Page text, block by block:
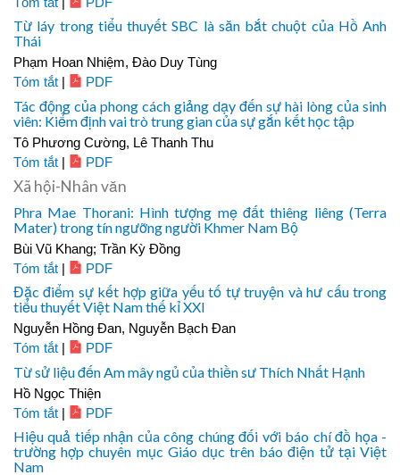
Từ láy trong tiểu thuyết SBC là săn bắt chuột của Hồ Anh
Thái
Phạm Hoan Nhiệm, Đào Duy Tùng
Tóm tắt | PDF
Tác động của phong cách giảng dạy đến sự hài lòng của sinh
viên: Kiểm định vai trò trung gian của sự gắn kết học tập
Tô Phương Cường, Lê Thanh Thu
Tóm tắt | PDF
Xã hội-Nhân văn
Phra Mae Thorani: Hình tượng mẹ đất thiêng liêng (Terra
Mater) trong tín ngưỡng người Khmer Nam Bộ
Bùi Vũ Khang; Trần Kỳ Đồng
Tóm tắt | PDF
Đặc điểm sự kết hợp giữa yếu tố tự truyện và hư cấu trong
tiểu thuyết Việt Nam thế kỉ XXI
Nguyễn Hồng Đan, Nguyễn Bạch Đan
Tóm tắt | PDF
Từ sử liệu đến Am mây ngủ của thiền sư Thích Nhất Hạnh
Hồ Ngọc Thiện
Tóm tắt | PDF
Hiệu quả tiếp nhận của công chúng đối với báo chí đồ họa -
trường hợp chuyên mục Giáo dục trên báo điện tử tại Việt
Nam